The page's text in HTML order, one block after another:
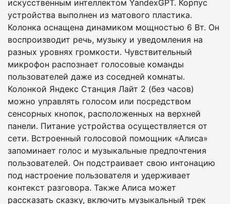
искусственным интеллектом YandexGPT. Корпус
устройства выполнен из матового пластика.
Колонка оснащена динамиком мощностью 6 Вт. Он
воспроизводит речь, музыку и уведомления на
разных уровнях громкости. Чувствительный
микрофон распознает голосовые команды
пользователей даже из соседней комнаты.
Колонкой Яндекс Станция Лайт 2 (без часов)
можно управлять голосом или посредством
сенсорных кнопок, расположенных на верхней
панели. Питание устройства осуществляется от
сети. Встроенный голосовой помощник «Алиса»
запоминает голос и музыкальные предпочтения
пользователей. Он подстраивает свою интонацию
под настроение пользователя и удерживает
контекст разговора. Также Алиса может
рассказать сказку, включить музыкальный трек